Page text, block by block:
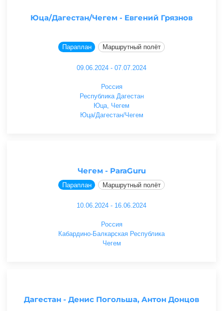
Юца/Дагестан/Чегем - Евгений Грязнов
Параплан Маршрутный полёт
09.06.2024 - 07.07.2024
Россия
Республика Дагестан
Юца, Чегем
Юца/Дагестан/Чегем
Чегем - ParaGuru
Параплан Маршрутный полёт
10.06.2024 - 16.06.2024
Россия
Кабардино-Балкарская Республика
Чегем
Дагестан - Денис Погольша, Антон Донцов